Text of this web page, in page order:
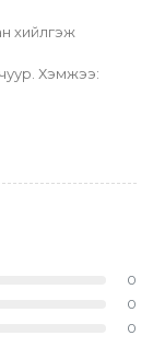
хийлгэж
Хэмжээ:
0
0
0